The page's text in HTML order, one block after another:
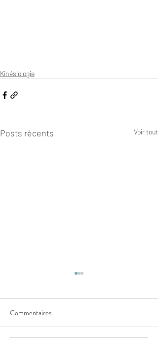
Kinésiologie
Posts récents Voir tout
Commentaires